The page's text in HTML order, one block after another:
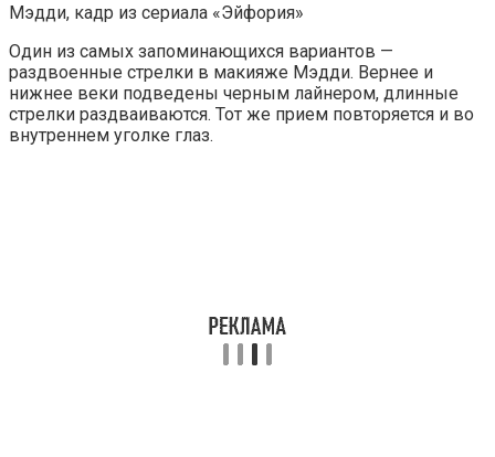
Мэдди, кадр из сериала «Эйфория»
Один из самых запоминающихся вариантов —
раздвоенные стрелки в макияже Мэдди. Вернее и
нижнее веки подведены черным лайнером, длинные
стрелки раздваиваются. Тот же прием повторяется и во
внутреннем уголке глаз.